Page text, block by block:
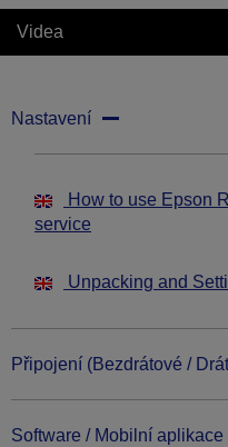
Videa
Nastavení
How to use Epson
service
Unpacking and
Připojení (Bezdrátové /
Software / Mobilní aplikace